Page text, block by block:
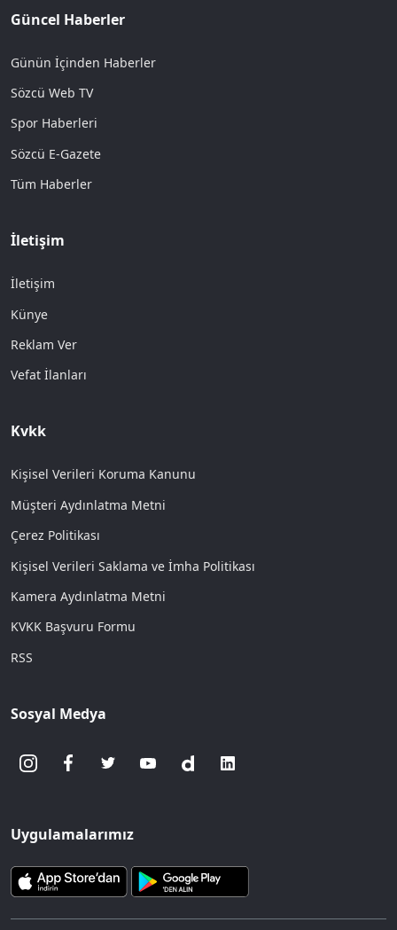
Güncel Haberler
Günün İçinden Haberler
Sözcü Web TV
Spor Haberleri
Sözcü E-Gazete
Tüm Haberler
İletişim
İletişim
Künye
Reklam Ver
Vefat İlanları
Kvkk
Kişisel Verileri Koruma Kanunu
Müşteri Aydınlatma Metni
Çerez Politikası
Kişisel Verileri Saklama ve İmha Politikası
Kamera Aydınlatma Metni
KVKK Başvuru Formu
RSS
Sosyal Medya
Uygulamalarımız